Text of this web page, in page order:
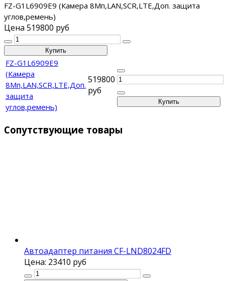
FZ-G1L6909E9 (Камера 8Мп,LAN,SCR,LTE,Доп. защита
углов,ремень)
Цена 519800 руб
FZ-G1L6909E9
(Камера
8Мп,LAN,SCR,LTE,Доп.
защита
углов,ремень)
519800
руб
Сопутствующие товары
Автоадаптер питания CF-LND8024FD
Цена: 23410 руб